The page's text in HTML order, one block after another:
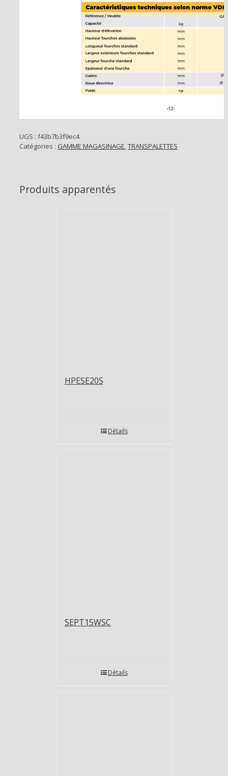
UGS : f43b7b3f9ec4
Catégories : GAMME MAGASINAGE,TRANSPALETTES
Produits apparentés
HPESE20S
Détails
SEPT15WSC
Détails